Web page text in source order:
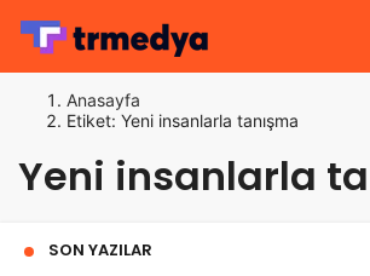
Anasayfa
Etiket: Yeni insanlarla tanışma
Yeni insanlarla
SON YAZILAR